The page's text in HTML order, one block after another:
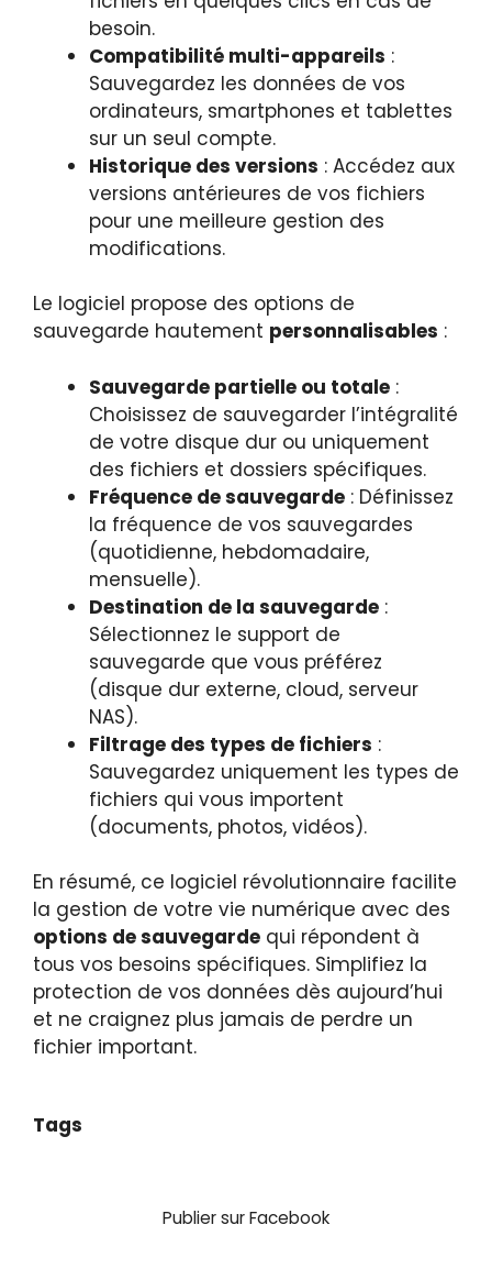
besoin.
Compatibilité multi-appareils :
Sauvegardez les données de vos
ordinateurs, smartphones et tablettes
sur un seul compte.
Historique des versions : Accédez aux
versions antérieures de vos fichiers
pour une meilleure gestion des
modifications.
Le logiciel propose des options de
sauvegarde hautement personnalisables :
Sauvegarde partielle ou totale :
Choisissez de sauvegarder l’intégralité
de votre disque dur ou uniquement
des fichiers et dossiers spécifiques.
Fréquence de sauvegarde : Définissez
la fréquence de vos sauvegardes
(quotidienne, hebdomadaire,
mensuelle).
Destination de la sauvegarde :
Sélectionnez le support de
sauvegarde que vous préférez
(disque dur externe, cloud, serveur
NAS).
Filtrage des types de fichiers :
Sauvegardez uniquement les types de
fichiers qui vous importent
(documents, photos, vidéos).
En résumé, ce logiciel révolutionnaire facilite
la gestion de votre vie numérique avec des
options de sauvegarde qui répondent à
tous vos besoins spécifiques. Simplifiez la
protection de vos données dès aujourd’hui
et ne craignez plus jamais de perdre un
fichier important.
Tags
Publier sur Facebook